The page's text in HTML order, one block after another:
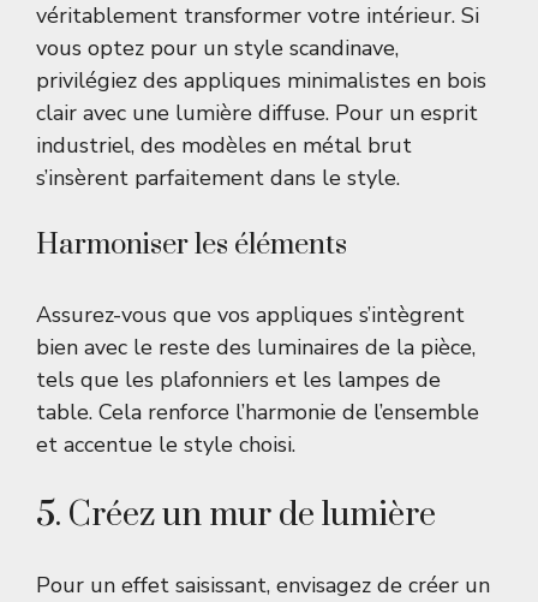
véritablement transformer votre intérieur. Si
vous optez pour un style scandinave,
privilégiez des appliques minimalistes en bois
clair avec une lumière diffuse. Pour un esprit
industriel, des modèles en métal brut
s’insèrent parfaitement dans le style.
Harmoniser les éléments
Assurez-vous que vos appliques s’intègrent
bien avec le reste des luminaires de la pièce,
tels que les plafonniers et les lampes de
table. Cela renforce l’harmonie de l’ensemble
et accentue le style choisi.
5. Créez un mur de lumière
Pour un effet saisissant, envisagez de créer un